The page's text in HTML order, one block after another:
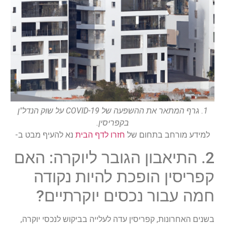
1. גרף המתאר את ההשפעה של COVID-19 על שוק הנדל"ן
בקפריסין.
למידע מורחב בתחום של חזרו לדף הבית נא להעיף מבט ב-
2. התיאבון הגובר ליוקרה: האם
קפריסין הופכת להיות נקודה
חמה עבור נכסים יוקרתיים?
בשנים האחרונות, קפריסין עדה לעלייה בביקוש לנכסי יוקרה,